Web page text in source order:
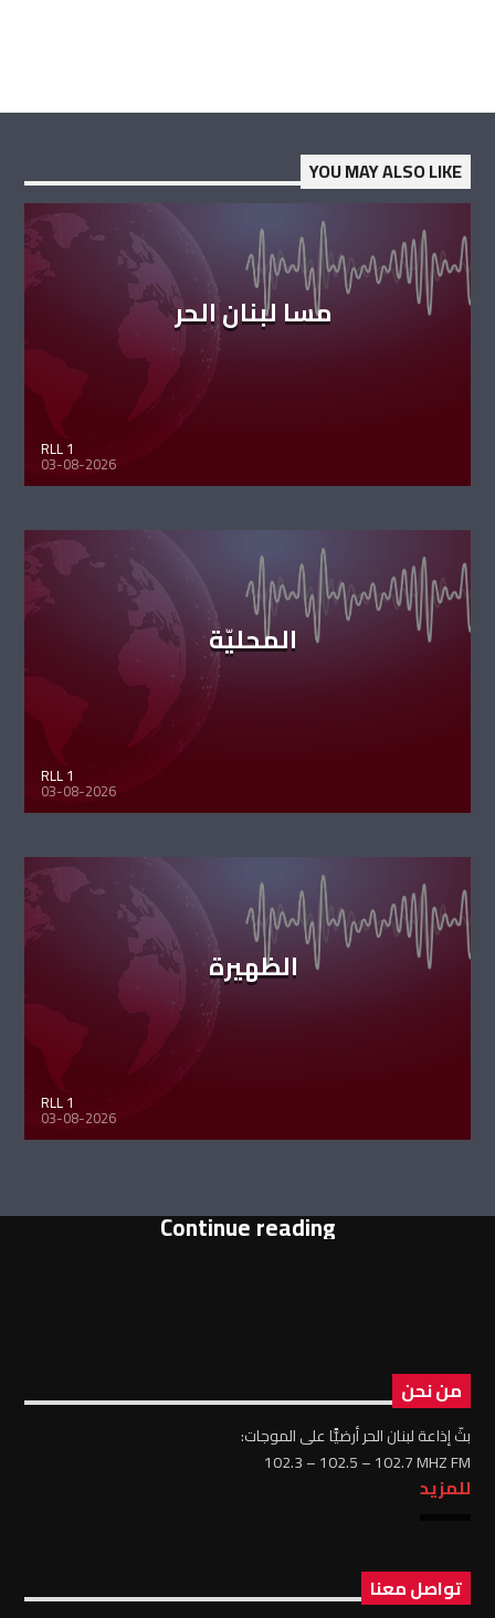
YOU MAY ALSO LIKE
مسا لبنان الحر
RLL 1
03-08-2026
المحليّة
RLL 1
03-08-2026
الظهيرة
RLL 1
03-08-2026
Continue reading
من نحن
بثّ إذاعة لبنان الحر أرضيًّا على الموجات:
102.3 – 102.5 – 102.7 MHZ FM
للمزيد
تواصل معنا